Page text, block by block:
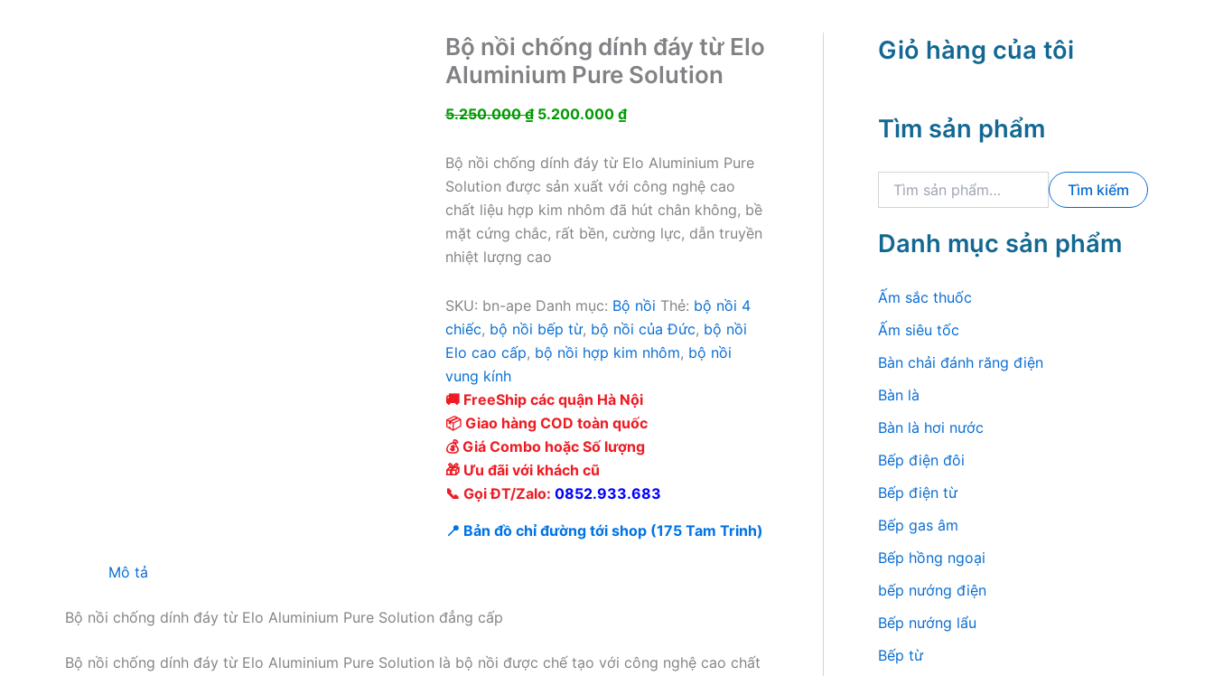
Bộ nồi chống dính đáy từ Elo
Aluminium Pure Solution
5.250.000₫ Giá
là:
5.250.000 ₫.
5.200.000 ₫Giá
tại
là:
5.200.000 ₫.
Bộ nồi chống dính đáy từ Elo Aluminium Pure
Solution được sản xuất với công nghệ cao
chất liệu hợp kim nhôm đã hút chân không, bề
mặt cứng chắc, rất bền, cường lực, dẫn truyền
nhiệt lượng cao
SKU: bn-ape Danh mục: Bộ nồi Thẻ: bộ nồi 4
chiếc, bộ nồi bếp từ, bộ nồi của Đức, bộ nồi
Elo cao cấp, bộ nồi hợp kim nhôm, bộ nồi
vung kính
🚚 FreeShip các quận Hà Nội
📦 Giao hàng COD toàn quốc
💰 Giá Combo hoặc Số lượng
🎁 Ưu đãi với khách cũ
📞 Gọi ĐT/Zalo: 0852.933.683
📍 Bản đồ chỉ đường tới shop (175 Tam Trinh)
Mô tả
Bộ nồi chống dính đáy từ Elo Aluminium Pure Solution đẳng cấp
Bộ nồi chống dính đáy từ Elo Aluminium Pure Solution là bộ nồi được chế tạo với công nghệ cao chất
Giỏ hàng của tôi
Tìm sản phẩm
k
m
:
Tìm kiếm
Danh mục sản phẩm
Ấm sắc thuốc
Ấm siêu tốc
Bàn chải đánh răng điện
Bàn là
Bàn là hơi nước
Bếp điện đôi
Bếp điện từ
Bếp gas âm
Bếp hồng ngoại
bếp nướng điện
Bếp nướng lẩu
Bếp từ